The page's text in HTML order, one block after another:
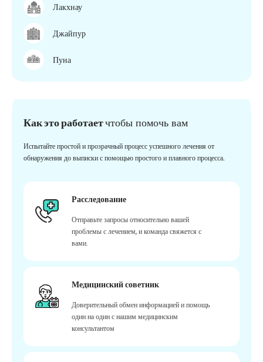
Лакхнау
Джайпур
Пуна
Как это работаетчтобы помочь вам
Испытайте простой и прозрачный процесс успешного лечения от
обнаружения до выписки с помощью простого и плавного процесса.
Расследование
Отправьте запросы относительно вашей
проблемы с лечением, и команда свяжется с
вами.
Медицинский советник
Доверительный обмен информацией и помощь
один на один с нашим медицинским
консультантом